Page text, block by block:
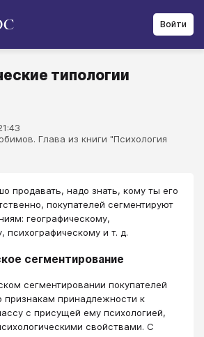
Войти
типологии
Глава из книги "Психология
продавать, надо знать, кому ты его
покупателей сегментируют
географиче­скому,
психографическому и т. д.
сегментирование
сегментировании покупателей
при­знакам принадлежности к
с присущей ему психологией,
свойствами. С